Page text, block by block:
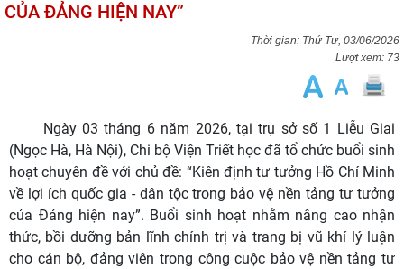
CỦA ĐẢNG HIỆN NAY”
Thứ Tư, 03/06/2026
Lượt xem: 73
Ngày 03 tháng 6 năm 2026, tại trụ sở số 1 Liễu Giai
(Ngọc Hà, Hà Nội), Chi bộ Viện Triết học đã tổ chức buổi sinh
hoạt chuyên đề với chủ đề: “Kiên định tư tưởng Hồ Chí Minh
về lợi ích quốc gia - dân tộc trong bảo vệ nền tảng tư tưởng
của Đảng hiện nay”. Buổi sinh hoạt nhằm nâng cao nhận
thức, bồi dưỡng bản lĩnh chính trị và trang bị vũ khí lý luận
cho cán bộ, đảng viên trong công cuộc bảo vệ nền tảng tư